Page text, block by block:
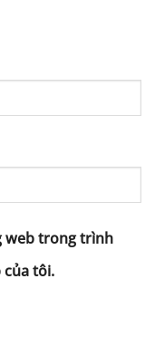
web trong trình
của tôi.